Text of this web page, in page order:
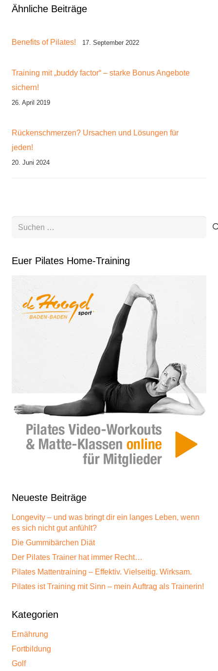
Ähnliche Beiträge
Benefits of Pilates! 17. September 2022
Training mit „buddy factor“ – starke Bonus Angebote
sichern!
26. April 2019
Rückenschmerzen? Ursachen und Lösungen für
jeden!
20. Juni 2024
Suchen
Euer Pilates Home-Training
Neueste Beiträge
Longevity – und was bringt dir ein langes Leben, wenn
es sich nicht gut anfühlt?
Die Gummibärchen Diät
Der Pilates Trainer hat immer Recht…
Pilates Mattentraining – Effektiv. Vielseitig. Wirksam.
Pilates ist Training mit Sinn – mein Auftrag als Trainerin!
Kategorien
Ernährung
Fortbildung
Golf